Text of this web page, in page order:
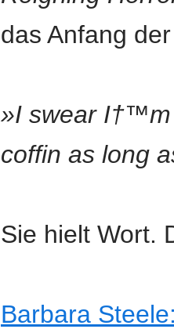
das Anfang
»I swear I†™m
coffin as long
Sie hielt Wort.
Barbara